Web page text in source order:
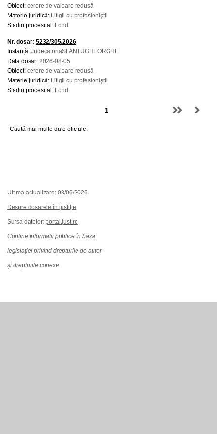
Obiect: cerere de valoare redusă
Materie juridică: Litigii cu profesioniştii
Stadiu procesual: Fond
Nr. dosar: 5232/305/2026
Instanță: JudecatoriaSFANTUGHEORGHE
Data dosar: 2026-08-05
Obiect: cerere de valoare redusă
Materie juridică: Litigii cu profesioniştii
Stadiu procesual: Fond
Caută mai multe date oficiale:
Ultima actualizare: 08/06/2026
Despre dosarele în justiție
Sursa datelor: portal.just.ro
Conține informații publice în baza
legislației privind drepturile de autor
și drepturile conexe